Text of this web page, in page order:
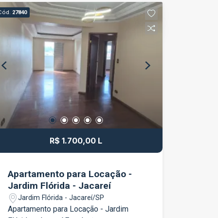
dormitórios; 1 banheiro; Sala ampla para
dois ambientes; Cozinha funcional; Área
de serviço; 1 vaga de garagem.
Localizado no bairro Parque Joinville, o
imóvel está próximo a supermercados,
escolas, farmácias, comércios e
serviços essenciais, proporcionando
mais praticidade para o dia a dia. Além
disso, conta com fácil acesso às
principais vias de Jacareí e à Rodovia
Presidente Dutra. Não perca essa
oportunidade de conquistar seu novo
27840
R$ 1.700,00 L
Apartamento para Locação -
Jardim Flórida - Jacareí
Jardim Flórida - Jacareí/SP
Apartamento para Locação - Jardim